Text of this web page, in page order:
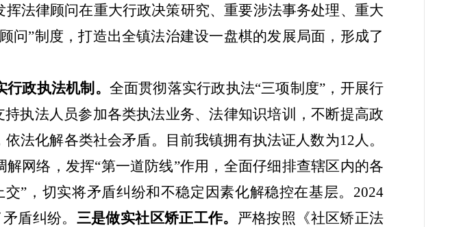
法律顾问在重大行政决策研究、重要涉法事务处理、重大
问”制度，打造出全镇法治建设一盘棋的发展局面，形成了
行政执法机制。 全面贯彻落实行政执法“三项制度”，开展行
执法人员参加各类执法业务、法律知识培训，不断提高政
法化解各类社会矛盾。目前我镇拥有执法证人数为12人。
解网络，发挥“第一道防线”作用，全面仔细排查辖区内的各
”，切实将矛盾纠纷和不稳定因素化解稳控在基层。 2024
盾纠纷。 三是做实社区矫正工作。 严格按照《社区矫正法